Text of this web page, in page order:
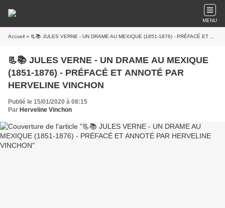
MENU
Accueil » 📃📚 JULES VERNE - UN DRAME AU MEXIQUE (1851-1876) - PRÉFACÉ ET ANNOTÉ PAR HERVELINE VINCHON
📃📚 JULES VERNE - UN DRAME AU MEXIQUE
(1851-1876) - PRÉFACÉ ET ANNOTÉ PAR
HERVELINE VINCHON
Publié le 15/01/2020 à 08:15
Par Herveline Vinchon